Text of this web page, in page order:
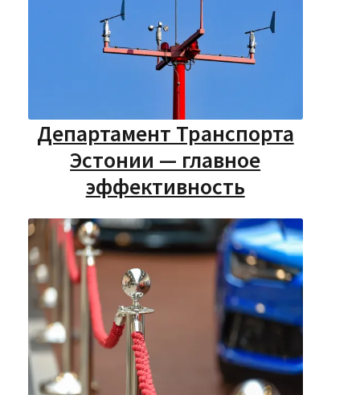
Департамент Транспорта
Эстонии — главное
эффективность